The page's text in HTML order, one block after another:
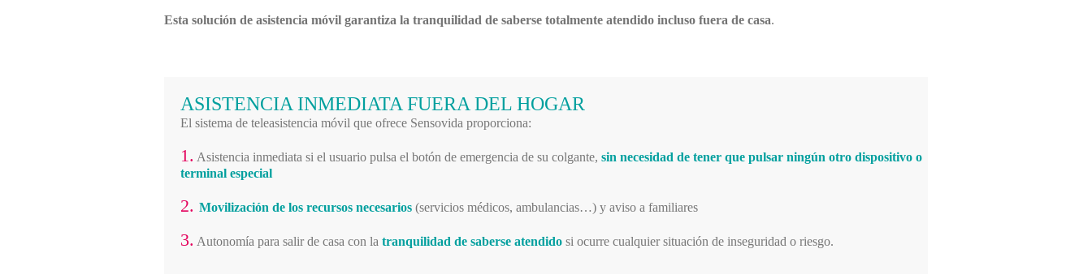
Esta solución de asistencia móvil garantiza la tranquilidad de saberse totalmente atendido incluso fuera de casa.
ASISTENCIA INMEDIATA FUERA DEL HOGAR
El sistema de teleasistencia móvil que ofrece Sensovida proporciona:
1. Asistencia inmediata si el usuario pulsa el botón de emergencia de su colgante, sin necesidad de tener que pulsar ningún otro dispositivo o
terminal especial
2. Movilización de los recursos necesarios (servicios médicos, ambulancias…) y aviso a familiares
3. Autonomía para salir de casa con la tranquilidad de saberse atendido si ocurre cualquier situación de inseguridad o riesgo.